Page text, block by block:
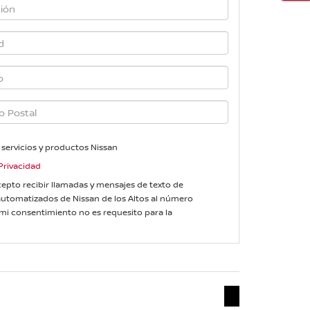
y productos Nissan
recibir llamadas y mensajes de texto de
de Nissan de los Altos al número
consentimiento no es requesito para la